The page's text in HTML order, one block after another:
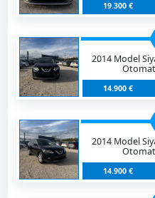
19.300 €
2014 Model
14.900 €
2014 Model
14.900 €